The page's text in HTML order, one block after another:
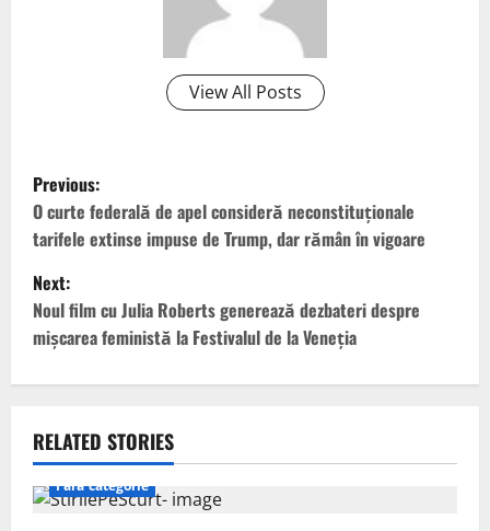
View All Posts
P
o
s
t
n
v
i
Previous:
O curte federală de apel consideră neconstituționale
tarifele extinse impuse de Trump, dar rămân în vigoare
Next:
Noul film cu Julia Roberts generează dezbateri despre
mișcarea feministă la Festivalul de la Veneția
RELATED STORIES
Fără categorie